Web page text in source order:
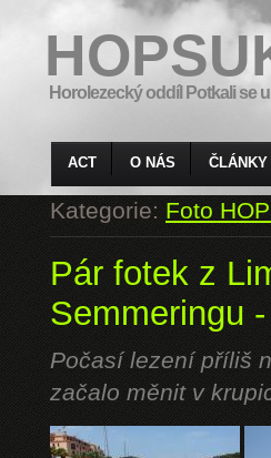
Horolezecký oddíl Potkali se
ACT O NÁS ČLÁNKY
Kategorie:Foto
Pár fotek z
Semmeringu
Počasí lezení příliš
začalo měnit v